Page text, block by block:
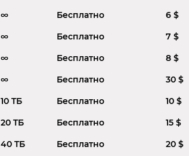
∞ Бесплатно
6 $
∞ Бесплатно
7 $
∞ Бесплатно
8 $
∞ Бесплатно
30 $
10 TБ Бесплатно
10 $
20 TБ Бесплатно
15 $
40 TБ Бесплатно
20 $